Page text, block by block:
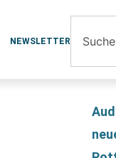
NEWSLETTER